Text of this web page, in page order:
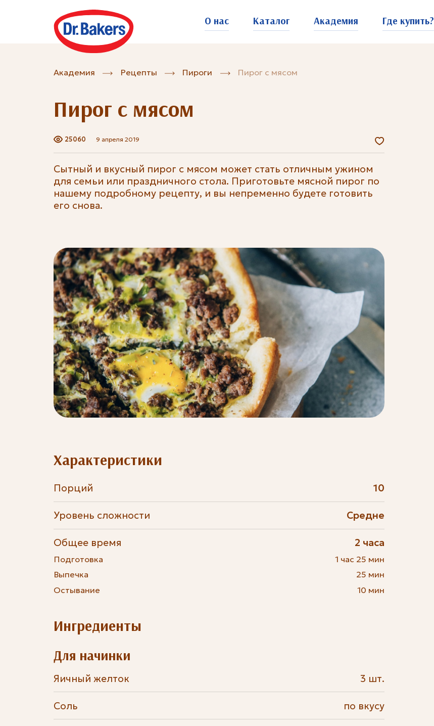
О нас Каталог Академия Где купить?
Академия Рецепты Пироги Пирог с мясом
Пирог с мясом
25060 9 апреля 2019
Сытный и вкусный пирог с мясом может стать отличным ужином
для семьи или праздничного стола. Приготовьте мясной пирог по
нашему подробному рецепту, и вы непременно будете готовить
его снова.
Характеристики
Порций 10
Уровень сложности Средне
Общее время
Подготовка
Выпечка
Остывание
2 часа
1 час 25 мин
25 мин
10 мин
Ингредиенты
Для начинки
Яичный желток 3 шт.
Соль по вкусу